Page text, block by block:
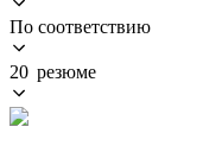
По соответствию
20 резюме